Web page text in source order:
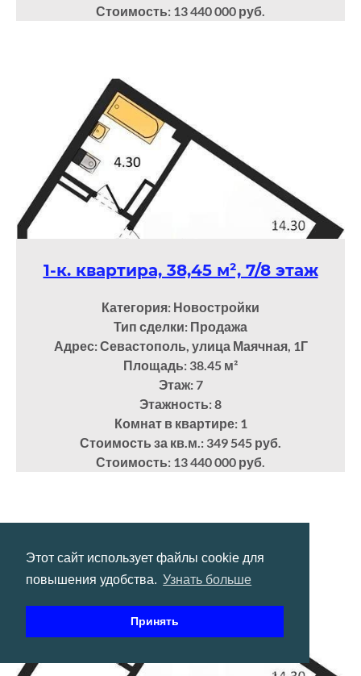
Этот сайт использует файлы cookie для
повышения удобства. Узнать больше
Принять
Стоимость: 13 440 000 руб.
1-к. квартира, 38,45 м², 7/8 этаж
Категория: Новостройки
Тип сделки: Продажа
Адрес: Севастополь, улица Маячная, 1Г
Площадь: 38.45 м²
Этаж: 7
Этажность: 8
Комнат в квартире: 1
Стоимость за кв.м.: 349 545 руб.
Стоимость: 13 440 000 руб.